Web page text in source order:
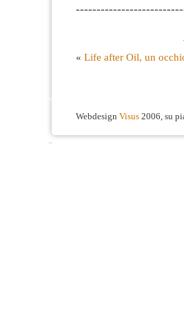
« Life after Oil, un
Webdesign Visus 2006, su